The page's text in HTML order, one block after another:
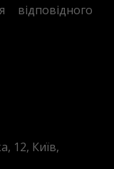
12, Київ,